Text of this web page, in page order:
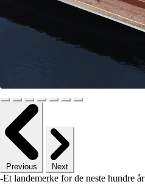
Previous Next
-Et landemerke for de neste hundre år